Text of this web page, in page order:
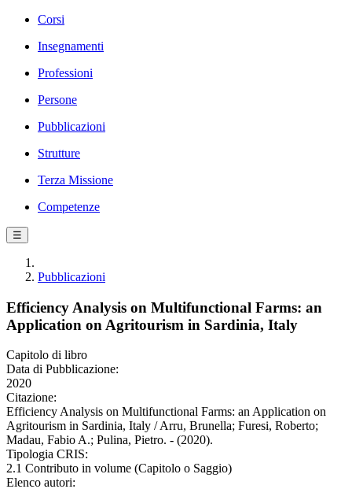
Corsi
Insegnamenti
Professioni
Persone
Pubblicazioni
Strutture
Terza Missione
Competenze
☰
Pubblicazioni
Efficiency Analysis on Multifunctional Farms: an
Application on Agritourism in Sardinia, Italy
Capitolo di libro
Data di Pubblicazione:
2020
Citazione:
Efficiency Analysis on Multifunctional Farms: an Application on
Agritourism in Sardinia, Italy / Arru, Brunella; Furesi, Roberto;
Madau, Fabio A.; Pulina, Pietro. - (2020).
Tipologia CRIS:
2.1 Contributo in volume (Capitolo o Saggio)
Elenco autori: